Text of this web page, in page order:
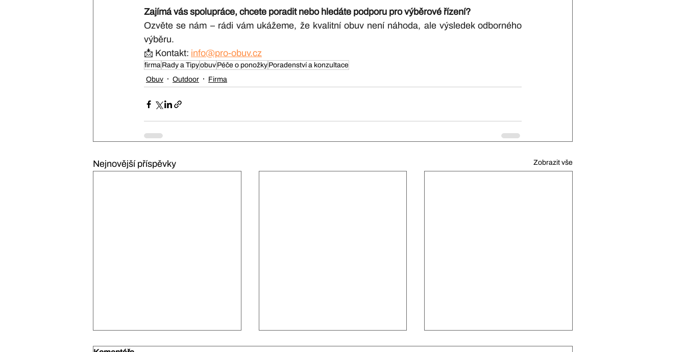
Zajímá vás spolupráce, chcete poradit nebo hledáte podporu pro výběrové řízení?
Ozvěte se nám – rádi vám ukážeme, že kvalitní obuv není náhoda, ale výsledek odborného
výběru.
📩 Kontakt: info@pro-obuv.cz
firma Rady a Tipyobuv Péče o ponožky Poradenství a konzultace
Obuv
Outdoor Firma
Nejnovější příspěvky Zobrazit vše